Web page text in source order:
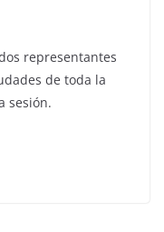
representantes
de toda la
sesión.